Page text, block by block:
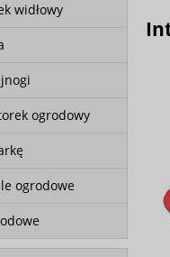
widłowy
ogrodowy
ogrodowe